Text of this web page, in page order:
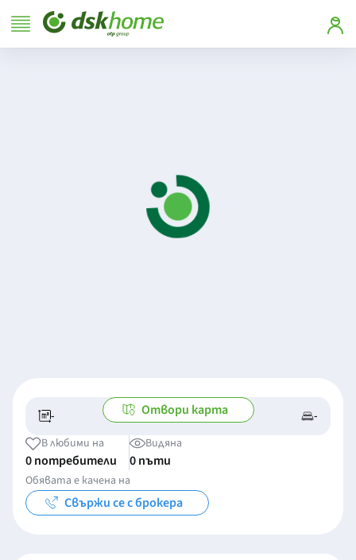
- -/- -
Отвори карта
В любими на
0 потребители
Видяна
0 пъти
Обявата е качена на
Свържи се с брокера